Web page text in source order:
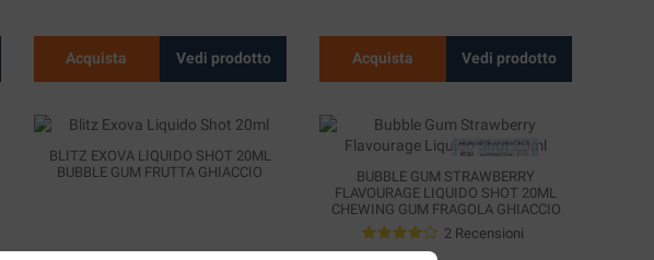
Acquista Vedi prodotto Acquista Vedi prodotto
BLITZ EXOVA LIQUIDO SHOT 20ML
BUBBLE GUM FRUTTA GHIACCIO
BUBBLE GUM STRAWBERRY
FLAVOURAGE LIQUIDO SHOT 20ML
CHEWING GUM FRAGOLA GHIACCIO
2 Recensioni